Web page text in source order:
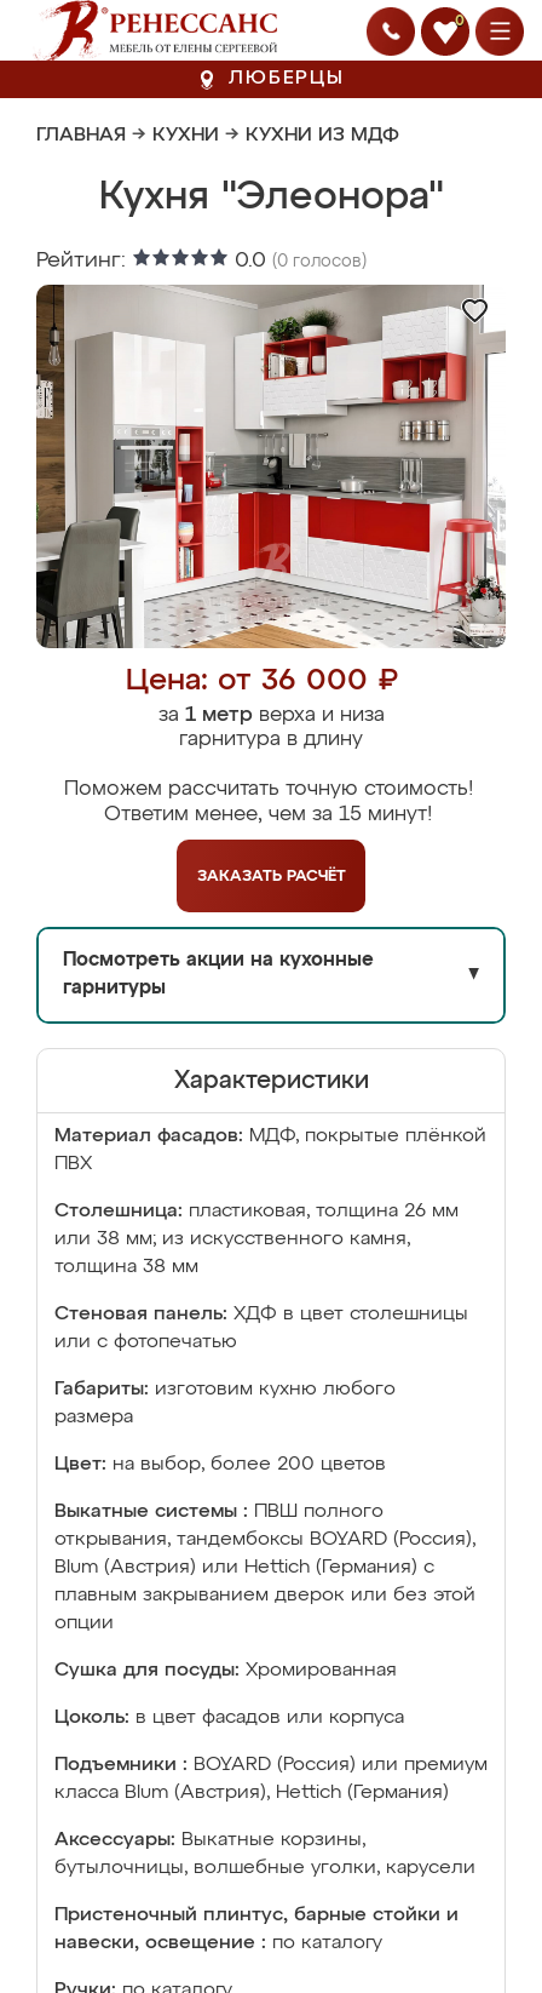
0
ЛЮБЕРЦЫ
ГЛАВНАЯ → КУХНИ → КУХНИ ИЗ МДФ
Кухня "Элеонора"
Рейтинг: 0.0 (0 голосов)
Цена: от 36 000 ₽
за 1 метрверха и низа
гарнитура в длину
Поможем рассчитать точную стоимость!
Ответим менее, чем за 15 минут!
ЗАКАЗАТЬ РАСЧЁТ
Посмотреть акции на кухонные
гарнитуры
▼
Характеристики
Материал фасадов: МДФ, покрытые плёнкой
ПВХ
Столешница: пластиковая, толщина 26 мм
или 38 мм; из искусственного камня,
толщина 38 мм
Стеновая панель: ХДФ в цвет столешницы
или с фотопечатью
Габариты: изготовим кухню любого
размера
Цвет: на выбор, более 200 цветов
Выкатные системы :
ПВШ полного
открывания, тандембоксы BOYARD (Россия),
Blum (Австрия) или Hettich (Германия) с
плавным закрыванием дверок или без этой
опции
Сушка для посуды: Хромированная
Цоколь: в цвет фасадов или корпуса
Подъемники : BOYARD (Россия) или премиум
класса Blum (Австрия), Hettich (Германия)
Аксессуары: Выкатные корзины,
бутылочницы, волшебные уголки, карусели
Пристеночный плинтус, барные стойки и
навески, освещение : по каталогу